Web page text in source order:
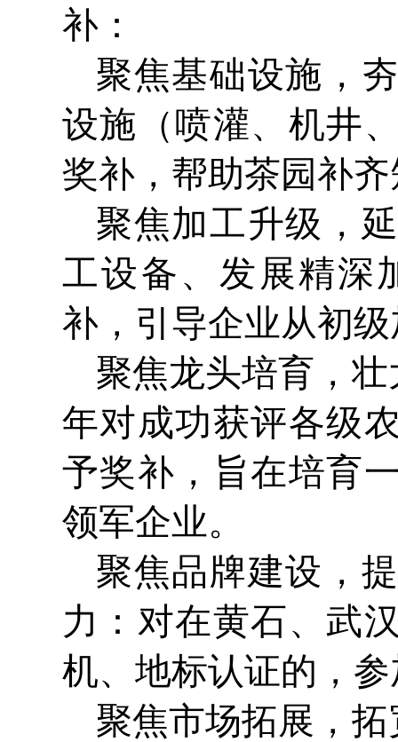
补：
聚焦基础设施，
设施（喷灌、机井
奖补，帮助茶园补
聚焦加工升级，
工设备、发展精深
补，引导企业从初
聚焦龙头培育，
年对成功获评各级
予奖补，旨在培育
领军企业。
聚焦品牌建设，
力：对在黄石、武
机、地标认证的，
聚焦市场拓展，